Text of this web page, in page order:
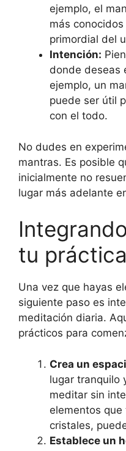
ejemplo, el
más
primordial del
Intención:
donde deseas
ejemplo, un
puede ser útil
con el todo.
No dudes en
mantras. Es posible
inicialmente no
lugar más adelante
tu
Una vez que hayas
siguiente paso es
meditación diaria.
prácticos para
Crea un
lugar tranquilo
meditar sin
elementos
cristales,
Establece un